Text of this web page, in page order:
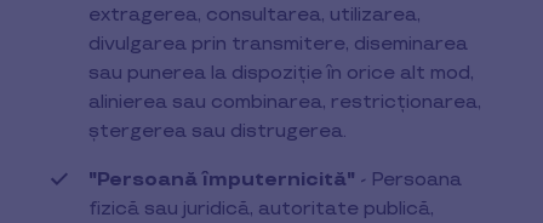
extragerea, consultarea, utilizarea,
divulgarea prin transmitere, diseminarea
sau punerea la dispoziție în orice alt mod,
alinierea sau combinarea, restricționarea,
ștergerea sau distrugerea.
"Persoană împuternicită" - Persoana
fizică sau juridică, autoritate publică,